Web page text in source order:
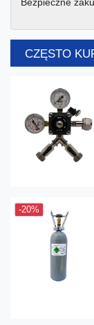
Bezpieczne
CZĘSTO
-20%